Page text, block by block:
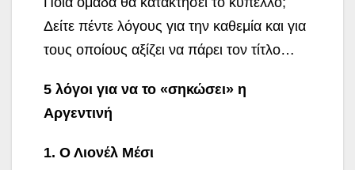
Δείτε πέντε λόγους για την καθεμία και για
τους οποίους αξίζει να πάρει τον τίτλο…
5 λόγοι για να το «σηκώσει» η
Αργεντινή
1. Ο Λιονέλ Μέσι